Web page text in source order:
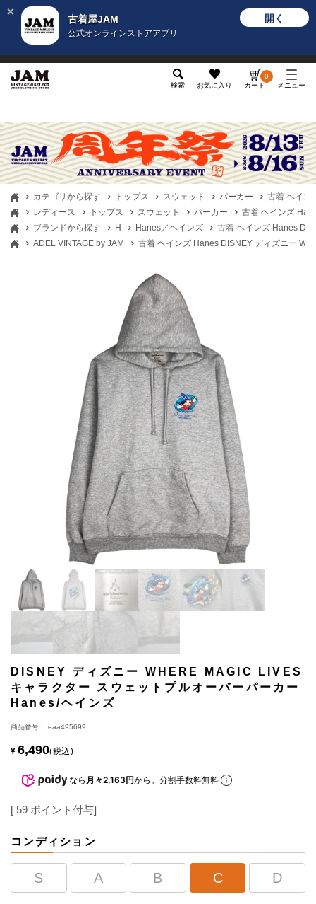
古着屋JAM
公式オンラインストアアプリ
開く
検索 お気に入り カート
0
メニュー
カテゴリから探す トップス スウェット パーカー
古着 ヘイン
レディース
トップス スウェット パーカー
古着 ヘインズ
ブランドから探す
H Hanes／ヘインズ
古着 ヘインズ Hanes
ADEL VINTAGE by JAM
古着 ヘインズ Hanes DISNEY ディズニー
DISNEY ディズニー WHERE MAGIC LIVES
キャラクター スウェットプルオーバーパーカー
Hanes/ヘインズ
商品番号 eaa495699
¥ 6,490 税込
なら 月々2,163円から。分割手数料無料
[ 59 ポイント付与]
コンディション
S A B C D